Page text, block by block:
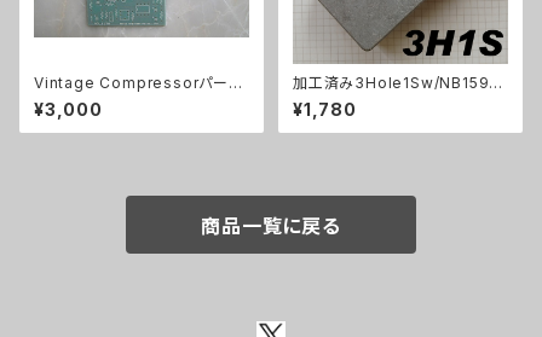
Vintage Compressorパーツ
セット
¥3,000
加工済み3Hole1Sw/NB1590
B（112x61x32mm）アルミダイ
キャストケース
¥1,780
商品一覧に戻る